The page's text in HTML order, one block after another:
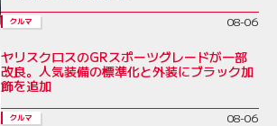
クルマ 08-06
ヤリスクロスのGRスポーツグレードが一部
改良。人気装備の標準化と外装にブラック加
飾を追加
クルマ 08-06